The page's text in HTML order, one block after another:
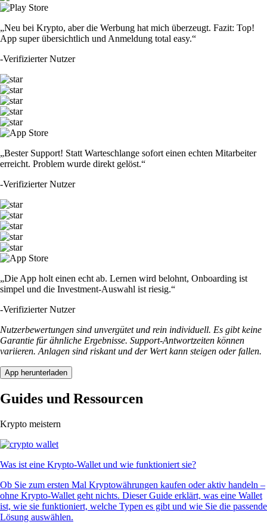
„Neu bei Krypto, aber die Werbung hat mich überzeugt. Fazit: Top!
App super übersichtlich und Anmeldung total easy.“
-Verifizierter Nutzer
„Bester Support! Statt Warteschlange sofort einen echten Mitarbeiter
erreicht. Problem wurde direkt gelöst.“
-Verifizierter Nutzer
„Die App holt einen echt ab. Lernen wird belohnt, Onboarding ist
simpel und die Investment-Auswahl ist riesig.“
-Verifizierter Nutzer
Nutzerbewertungen sind unvergütet und rein individuell. Es gibt keine
Garantie für ähnliche Ergebnisse. Support-Antwortzeiten können
variieren. Anlagen sind riskant und der Wert kann steigen oder fallen.
App herunterladen
Guides und Ressourcen
Krypto meistern
Was ist eine Krypto-Wallet und wie funktioniert sie?
Ob Sie zum ersten Mal Kryptowährungen kaufen oder aktiv handeln –
ohne Krypto-Wallet geht nichts. Dieser Guide erklärt, was eine Wallet
ist, wie sie funktioniert, welche Typen es gibt und wie Sie die passende
Lösung auswählen.